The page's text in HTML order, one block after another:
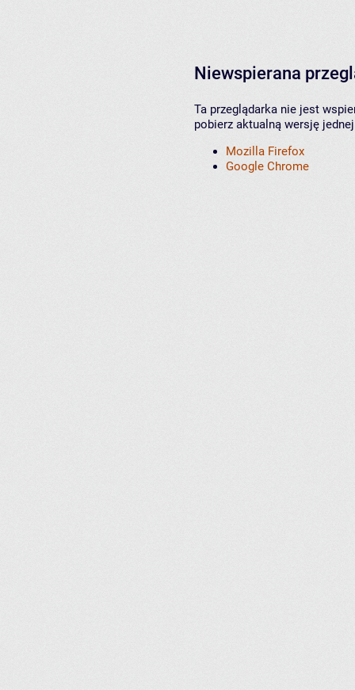
Niewspierana
Ta przeglądarka nie jest
pobierz aktualną wersję
Mozilla Firefox
Google Chrome